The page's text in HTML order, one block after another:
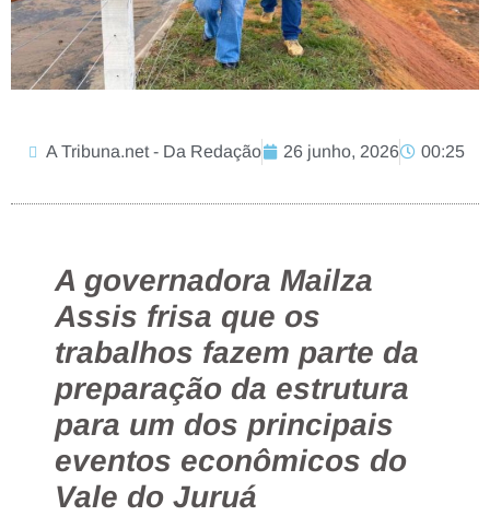
A Tribuna.net - Da Redação 26 junho, 2026 00:25
A governadora Mailza
Assis frisa que os
trabalhos fazem parte da
preparação da estrutura
para um dos principais
eventos econômicos do
Vale do Juruá